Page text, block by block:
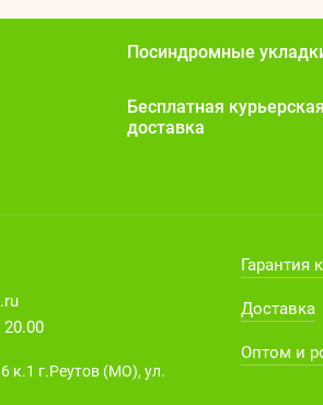
Посиндромные
Бесплатная курьерская
доставка
к.1 г.Реутов (МО), ул.
Гарантия
Доставка
Оптом и